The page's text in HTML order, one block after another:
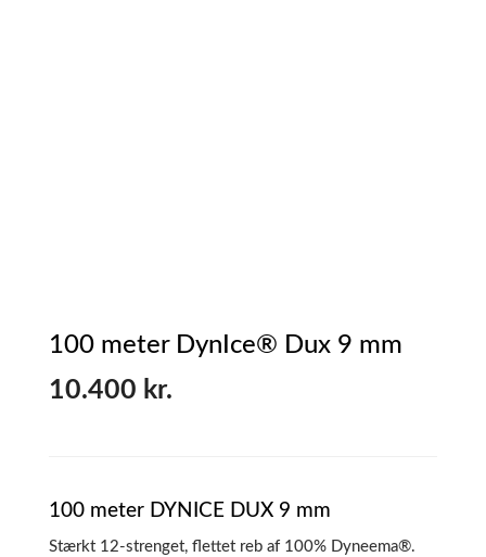
100 meter DynIce® Dux 9 mm
10.400 kr.
100 meter DYNICE DUX 9 mm
Stærkt 12-strenget, flettet reb af 100% Dyneema®.